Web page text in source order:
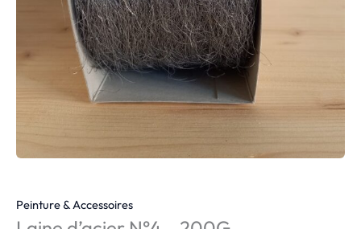
Peinture & Accessoires